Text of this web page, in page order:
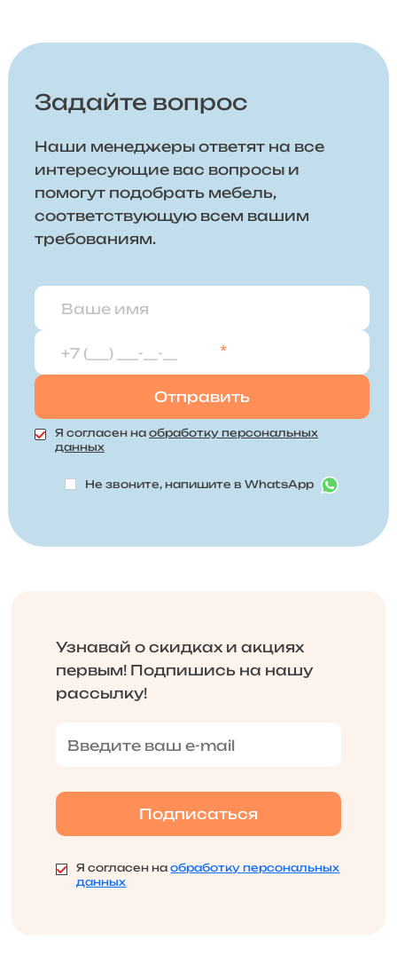
Задайте вопрос
Наши менеджеры ответят на все
интересующие вас вопросы и
помогут подобрать мебель,
соответствующую всем вашим
требованиям.
*
Я согласен на обработку персональных
данных
Не звоните, напишите в WhatsApp
Узнавай о скидках и акциях
первым! Подпишись на нашу
рассылку!
Я согласен наобработку персональных
данных